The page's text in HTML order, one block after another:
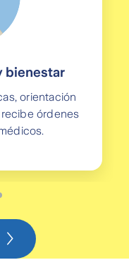
bienestar
orientación
recibe órdenes